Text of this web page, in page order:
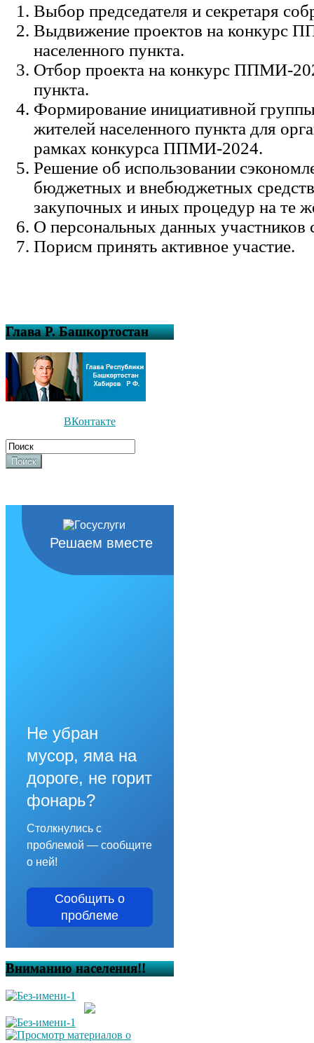
Выбор председателя и секретаря
Выдвижение проектов на конкурс
населенного пункта.
Отбор проекта на конкурс ППМИ-
пункта.
Формирование инициативной
жителей населенного пункта для
рамках конкурса ППМИ-2024.
Решение об использовании
бюджетных и внебюджетных средств
закупочных и иных процедур на те
О персональных данных участников
Порисм принять активное участие.
Глава Р. Башкортостан
ВКонтакте
Поиск
Решаем вместе
Не убран
мусор, яма на
дороге, не горит
фонарь?
Столкнулись с
проблемой — сообщите
о ней!
Сообщить о
проблеме
Вниманию населения!!